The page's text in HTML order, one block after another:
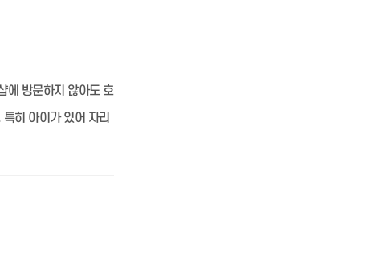
에 방문하지 않아도 호
히 아이가 있어 자리